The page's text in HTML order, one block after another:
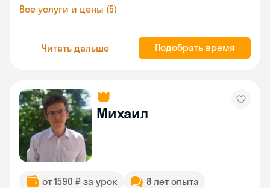
Все услуги и цены (5)
Читать дальше Подобрать время
Михаил
от 1590 ₽ за урок 8 лет опыта